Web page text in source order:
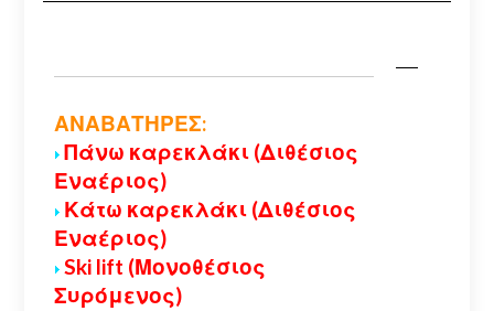
ΑΝΑΒΑΤΗΡΕΣ:
Πάνω καρεκλάκι (Διθέσιος
Εναέριος)
Κάτω καρεκλάκι (Διθέσιος
Εναέριος)
Ski lift (Μονοθέσιος
Συρόμενος)